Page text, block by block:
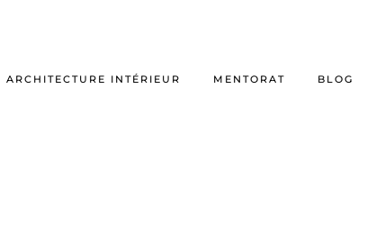
ARCHITECTURE INTÉRIEUR MENTORAT BLOG